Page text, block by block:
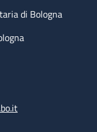
di Bologna